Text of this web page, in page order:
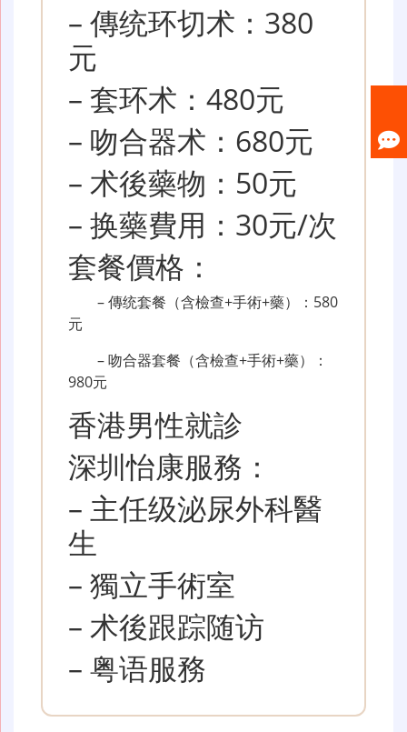
– 傳统环切术：380
元
– 套环术：480元
– 吻合器术：680元
– 术後藥物：50元
– 换藥費用：30元/次
套餐價格：
– 傳统套餐（含檢查+手術+藥）：580
元
– 吻合器套餐（含檢查+手術+藥）：
980元
香港男性就診
深圳怡康服務：
– 主任级泌尿外科醫
生
– 獨立手術室
– 术後跟踪随访
– 粤语服務